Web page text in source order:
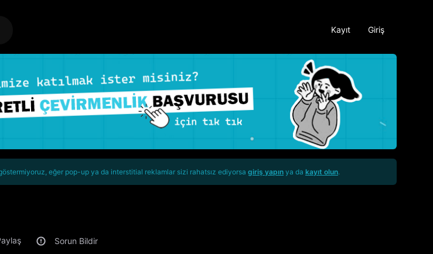
Kayıt Giriş
göstermiyoruz, eğer pop-up ya da interstitial reklamlar sizi rahatsız ediyorsa giriş yapın ya da kayıt olun.
Sorun Bildir